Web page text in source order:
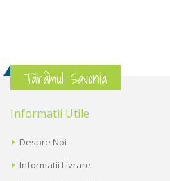
Tărâmul Savonia
Informatii Utile
Despre Noi
Informatii Livrare